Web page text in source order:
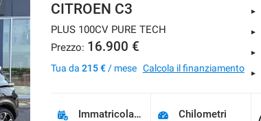
CITROEN C3
PLUS 100CV PURE TECH
Prezzo: 16.900 €
Tua da 215 €/ mese Calcola il finanziamento
Immatricolazione
Chilometri